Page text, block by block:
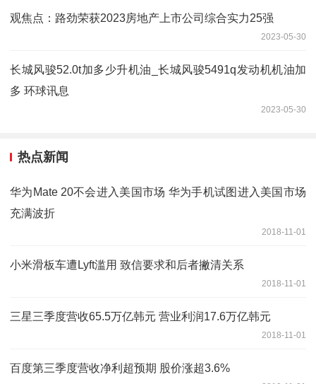
观焦点：路劲荣获2023房地产上市公司综合实力25强
2023-05-30
长城风骏52.0t加多少升机油_长城风骏5491q发动机机油加
多 环球讯息
2023-05-30
热点新闻
华为Mate 20不会进入美国市场 华为手机试图进入美国市场
充满波折
2018-11-01
小米滑板车遭Lyft滥用 致信要求和后者撇清关系
2018-11-01
三星三季度营收65.5万亿韩元 营业利润17.6万亿韩元
2018-11-01
百度第三季度营收净利超预期 股价涨超3.6%